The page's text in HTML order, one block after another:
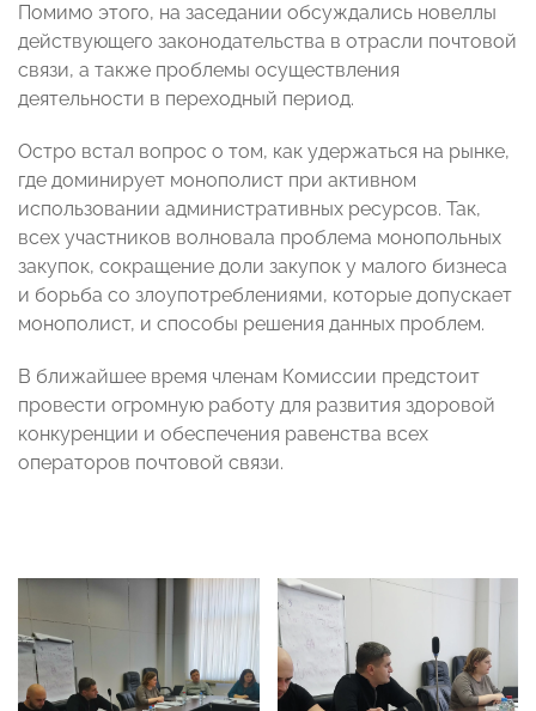
Помимо этого, на заседании обсуждались новеллы
действующего законодательства в отрасли почтовой
связи, а также проблемы осуществления
деятельности в переходный период.
Остро встал вопрос о том, как удержаться на рынке,
где доминирует монополист при активном
использовании административных ресурсов. Так,
всех участников волновала проблема монопольных
закупок, сокращение доли закупок у малого бизнеса
и борьба со злоупотреблениями, которые допускает
монополист, и способы решения данных проблем.
В ближайшее время членам Комиссии предстоит
провести огромную работу для развития здоровой
конкуренции и обеспечения равенства всех
операторов почтовой связи.